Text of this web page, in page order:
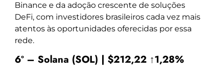
Binance e da adoção crescente de soluções
DeFi, com investidores brasileiros cada vez mais
atentos às oportunidades oferecidas por essa
rede.
6º – Solana (SOL) | $212,22 ↑1,28%